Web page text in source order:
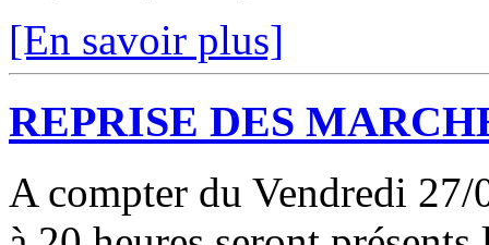
[En savoir plus]
REPRISE DES
A compter du Vendredi